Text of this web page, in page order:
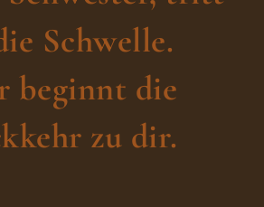
Schwelle.
beginnt die
zu dir.